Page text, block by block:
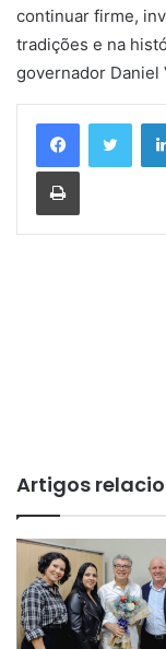
continuar firme,
tradições e na
governador Daniel
Imprimir
Artigos